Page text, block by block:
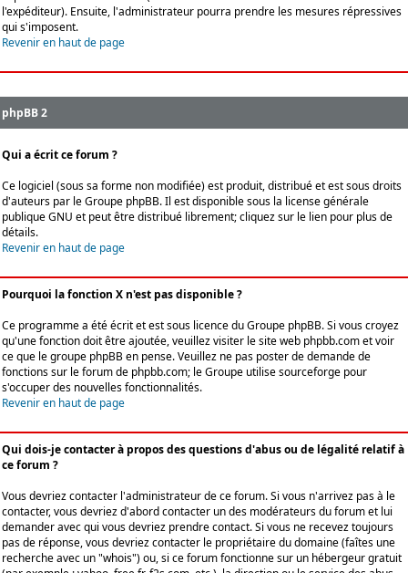
l'expéditeur). Ensuite, l'administrateur pourra prendre les mesures répressives
qui s'imposent.
Revenir en haut de page
phpBB 2
Qui a écrit ce forum ?
Ce logiciel (sous sa forme non modifiée) est produit, distribué et est sous droits
d'auteurs par leGroupe phpBB. Il est disponible sous la license générale
publique GNU et peut être distribué librement; cliquez sur le lien pour plus de
détails.
Revenir en haut de page
Pourquoi la fonction X n'est pas disponible ?
Ce programme a été écrit et est sous licence du Groupe phpBB. Si vous croyez
qu'une fonction doit être ajoutée, veuillez visiter le site web phpbb.com et voir
ce que le groupe phpBB en pense. Veuillez ne pas poster de demande de
fonctions sur le forum de phpbb.com; le Groupe utilise sourceforge pour
s'occuper des nouvelles fonctionnalités.
Revenir en haut de page
Qui dois-je contacter à propos des questions d'abus ou de légalité relatif à
ce forum ?
Vous devriez contacter l'administrateur de ce forum. Si vous n'arrivez pas à le
contacter, vous devriez d'abord contacter un des modérateurs du forum et lui
demander avec qui vous devriez prendre contact. Si vous ne recevez toujours
pas de réponse, vous devriez contacter le propriétaire du domaine (faîtes une
recherche avec un "whois") ou, si ce forum fonctionne sur un hébergeur gratuit